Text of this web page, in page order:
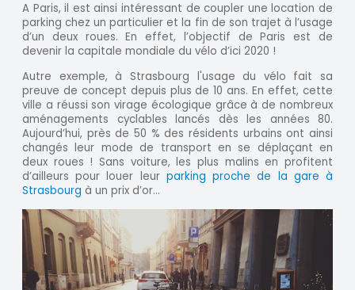
A Paris, il est ainsi intéressant de coupler une location de
parking chez un particulier et la fin de son trajet à l’usage
d’un deux roues. En effet, l’objectif de Paris est de
devenir la capitale mondiale du vélo d’ici 2020 !
Autre exemple, à Strasbourg l'usage du vélo fait sa
preuve de concept depuis plus de 10 ans. En effet, cette
ville a réussi son virage écologique grâce à de nombreux
aménagements cyclables lancés dès les années 80.
Aujourd’hui, près de 50 % des résidents urbains ont ainsi
changés leur mode de transport en se déplaçant en
deux roues ! Sans voiture, les plus malins en profitent
d’ailleurs pour louer leur parking proche de la gare à
Strasbourg à un prix d’or...